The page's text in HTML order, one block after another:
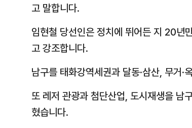
고 말합니다.
임현철 당선인은 정치에 뛰어든 지 20년
고 강조합니다.
남구를 태화강역세권과 달동·삼산, 무거
또 레저 관광과 첨단산업, 도시재생을 남
혔습니다.